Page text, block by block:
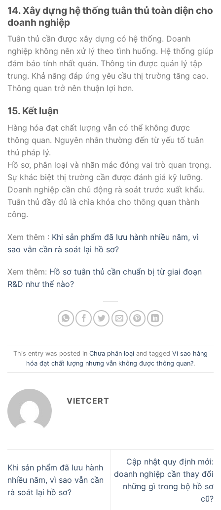
14. Xây dựng hệ thống tuân thủ toàn diện cho
doanh nghiệp
Tuân thủ cần được xây dựng có hệ thống. Doanh
nghiệp không nên xử lý theo tình huống. Hệ thống giúp
đảm bảo tính nhất quán. Thông tin được quản lý tập
trung. Khả năng đáp ứng yêu cầu thị trường tăng cao.
Thông quan trở nên thuận lợi hơn.
15. Kết luận
Hàng hóa đạt chất lượng vẫn có thể không được
thông quan. Nguyên nhân thường đến từ yếu tố tuân
thủ pháp lý.
Hồ sơ, phân loại và nhãn mác đóng vai trò quan trọng.
Sự khác biệt thị trường cần được đánh giá kỹ lưỡng.
Doanh nghiệp cần chủ động rà soát trước xuất khẩu.
Tuân thủ đầy đủ là chìa khóa cho thông quan thành
công.
Xem thêm : Khi sản phẩm đã lưu hành nhiều năm, vì
sao vẫn cần rà soát lại hồ sơ?
Xem thêm: Hồ sơ tuân thủ cần chuẩn bị từ giai đoạn
R&D như thế nào?
This entry was posted in Chưa phân loại and tagged Vì sao hàng
hóa đạt chất lượng nhưng vẫn không được thông quan?.
VIETCERT
Khi sản phẩm đã lưu hành
nhiều năm, vì sao vẫn cần
rà soát lại hồ sơ?
Cập nhật quy định mới:
doanh nghiệp cần thay đổi
những gì trong bộ hồ sơ
cũ?